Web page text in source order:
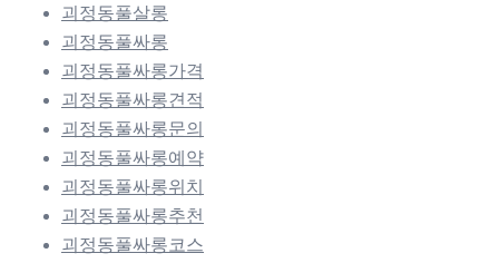
괴정동풀살롱
괴정동풀싸롱
괴정동풀싸롱가격
괴정동풀싸롱견적
괴정동풀싸롱문의
괴정동풀싸롱예약
괴정동풀싸롱위치
괴정동풀싸롱추천
괴정동풀싸롱코스